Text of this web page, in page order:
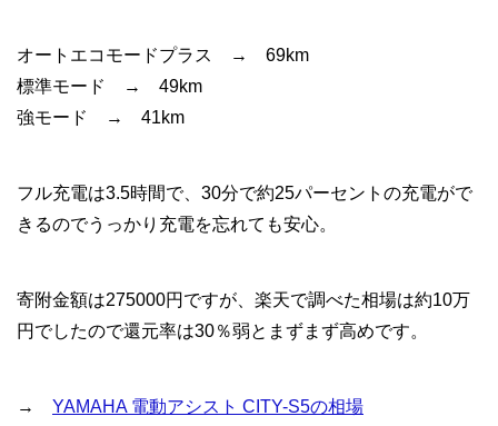
オートエコモードプラス → 69km
標準モード → 49km
強モード → 41km
フル充電は3.5時間で、30分で約25パーセントの充電がで
きるのでうっかり充電を忘れても安心。
寄附金額は275000円ですが、楽天で調べた相場は約10万
円でしたので還元率は30％弱とまずまず高めです。
→ YAMAHA 電動アシスト CITY-S5の相場